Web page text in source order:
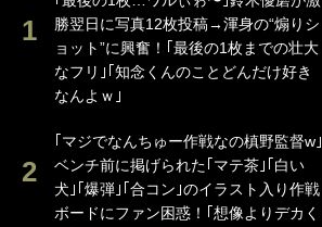
勝翌日に写真12枚投稿→渾身の“煽りシ
ョット”に興奮！｢最後の1枚までの壮大
なフリ｣｢知念くんのことどんだけ好き
なんよｗ｣
｢マジでなんちゅー作戦なの槙野監督w｣
ベンチ前に掲げられた｢マテ茶｣｢白い
犬｣｢爆弾｣｢合コン｣のイラスト入り作戦
ボードにファン困惑！｢想像よりデカく